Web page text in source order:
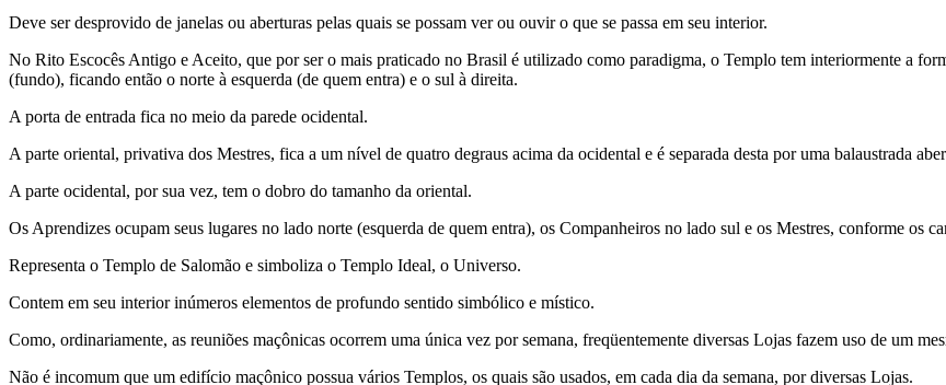
Deve ser desprovido de janelas ou aberturas pelas quais se possam ver ou ouvir o que se passa em seu interior.
No Rito Escocês Antigo e Aceito, que por ser o mais praticado no Brasil é utilizado como paradigma, o Templo tem interiormente a
(fundo), ficando então o norte à esquerda (de quem entra) e o sul à direita.
A porta de entrada fica no meio da parede ocidental.
A parte oriental, privativa dos Mestres, fica a um nível de quatro degraus acima da ocidental e é separada desta por uma balaustrada
A parte ocidental, por sua vez, tem o dobro do tamanho da oriental.
Os Aprendizes ocupam seus lugares no lado norte (esquerda de quem entra), os Companheiros no lado sul e os Mestres, conforme os
Representa o Templo de Salomão e simboliza o Templo Ideal, o Universo.
Contem em seu interior inúmeros elementos de profundo sentido simbólico e místico.
Como, ordinariamente, as reuniões maçônicas ocorrem uma única vez por semana, freqüentemente diversas Lojas fazem uso de um
Não é incomum que um edifício maçônico possua vários Templos, os quais são usados, em cada dia da semana, por diversas Lojas.